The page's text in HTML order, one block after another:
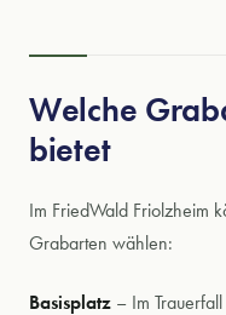
Welche
bietet
Im FriedWald Friolzheim
Grabarten wählen:
Basisplatz – Im